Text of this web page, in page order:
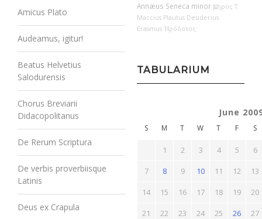
Amicus Plato
Audeamus, igitur!
Beatus Helvetius
Salodurensis
Chorus Breviarii
Didacopolitanus
De Rerum Scriptura
De verbis proverbiisque
Latinis
Deus ex Crapula
Annæus Seneca minor Ὅμηρος T.
Maccius Plautus Desiderius
Erasmus Ἡρόδοτος
TABULARIUM
June
S M T W T F S
1 2 3 4 5
6
7
8 9 10 11 12
13
14
15 16 17 18 19
20
21
22 23 24 25 26
27